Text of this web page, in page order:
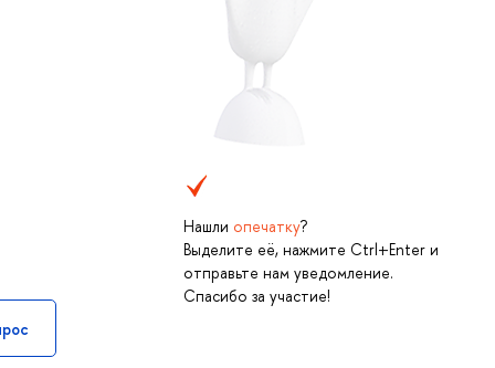
Нашли опечатку?
Выделите её, нажмите Ctrl+Enter и
отправьте нам уведомление.
Спасибо за участие!